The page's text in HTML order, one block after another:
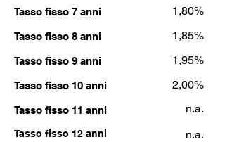
Tasso fisso 7 anni 1,80%
Tasso fisso 8 anni 1,85%
Tasso fisso 9 anni 1,95%
Tasso fisso 10 anni 2,00%
Tasso fisso 11 anni n.a.
Tasso fisso 12 anni n.a.